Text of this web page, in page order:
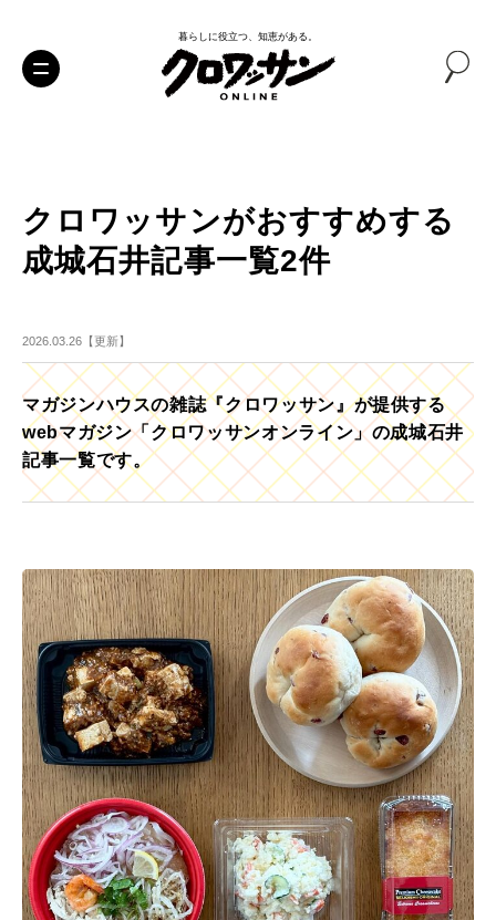
暮らしに役立つ、知恵がある。
クロワッサンがおすすめする
成城石井記事一覧2件
2026.03.26【更新】
マガジンハウスの雑誌『クロワッサン』が提供する
webマガジン「クロワッサンオンライン」の成城石井
記事一覧です。